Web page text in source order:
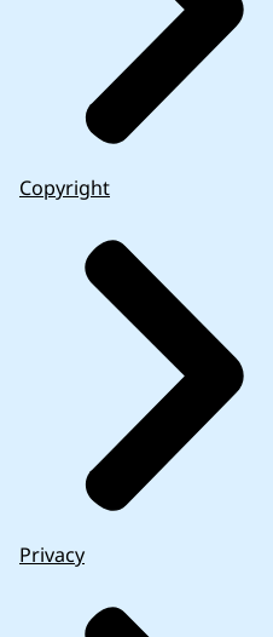
Copyright
Privacy